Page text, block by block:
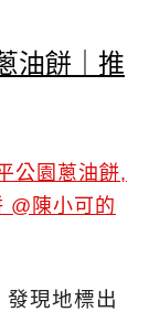
油餅｜推
發現地標出